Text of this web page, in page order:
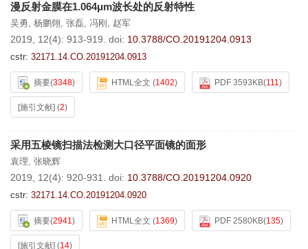
漫反射金膜在1.064μm波长处的反射特性
吴勇, 杨鹏翎, 张磊, 冯刚 , 赵军
2019, 12(4): 913-919. doi: 10.3788/CO.20191204.0913
cstr: 32171.14.CO.20191204.0913
摘要(3348) HTML全文 (1402) PDF 3593KB(111)
[施引文献] (2)
采用五棱镜扫描法检测大口径平面镜的面形
袁理, 张晓辉
2019, 12(4): 920-931. doi: 10.3788/CO.20191204.0920
cstr: 32171.14.CO.20191204.0920
摘要(2941) HTML全文 (1369) PDF 2580KB(135)
[施引文献] (14)